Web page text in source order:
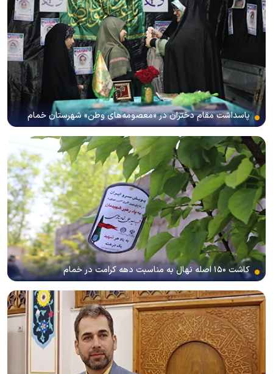
پاسداشت مقام دختران در «معصومه‌های وطن» شهرستان خمام
کاشت ۱۵۰ اصله نهال به مناسبت دهه کرامت در خمام